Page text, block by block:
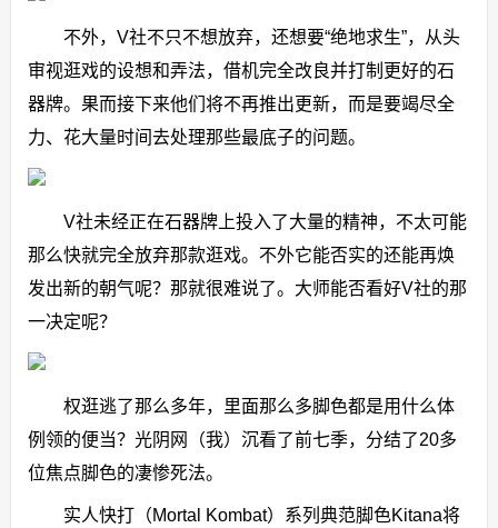
不外，V社不只不想放弃，还想要“绝地求生”，从头
审视逛戏的设想和弄法，借机完全改良并打制更好的石
器牌。果而接下来他们将不再推出更新，而是要竭尽全
力、花大量时间去处理那些最底子的问题。
V社未经正在石器牌上投入了大量的精神，不太可能
那么快就完全放弃那款逛戏。不外它能否实的还能再焕
发出新的朝气呢？那就很难说了。大师能否看好V社的那
一决定呢？
权逛逃了那么多年，里面那么多脚色都是用什么体
例领的便当？光阴网（我）沉看了前七季，分结了20多
位焦点脚色的凄惨死法。
实人快打（Mortal Kombat）系列典范脚色Kitana将